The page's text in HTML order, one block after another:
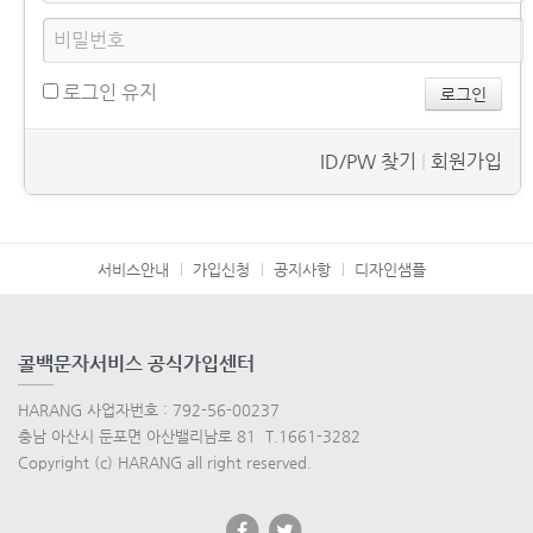
로그인 유지
ID/PW 찾기 | 회원가입
서비스안내 가입신청 공지사항 디자인샘플
콜백문자서비스 공식가입센터
HARANG 사업자번호 : 792-56-00237
충남 아산시 둔포면 아산밸리남로 81 T.1661-3282
Copyright (c) HARANG all right reserved.